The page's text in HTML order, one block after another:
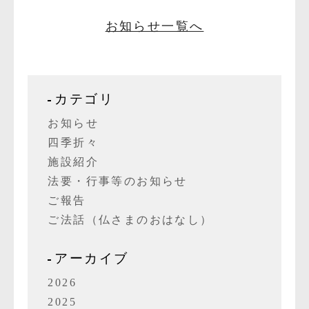
お知らせ一覧へ
カテゴリ
お知らせ
四季折々
施設紹介
法要・行事等のお知らせ
ご報告
ご法話（仏さまのおはなし）
アーカイブ
2026
2025